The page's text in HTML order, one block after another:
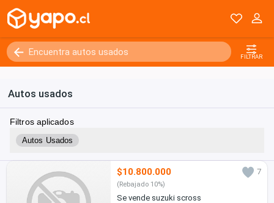
FILTRAR
Autos usados
Filtros aplicados
Autos Usados
$10.800.000 7
(Rebajado 10%)
Se vende suzuki scross